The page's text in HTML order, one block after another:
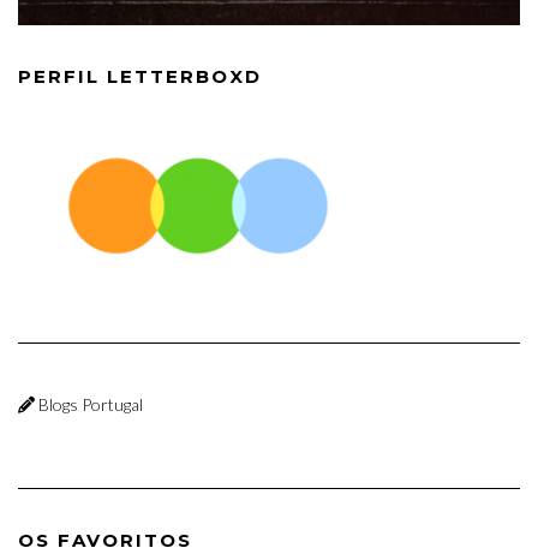
PERFIL LETTERBOXD
Blogs Portugal
OS FAVORITOS